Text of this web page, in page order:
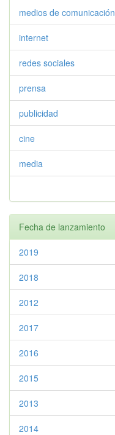
medios de comunicación
internet
redes sociales
prensa
publicidad
cine
media
Fecha de lanzamiento
2019
2018
2012
2017
2016
2015
2013
2014